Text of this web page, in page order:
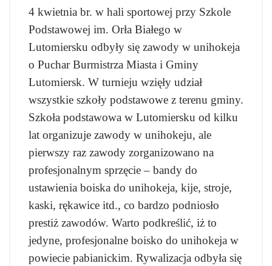
4 kwietnia br. w hali sportowej przy Szkole
Podstawowej im. Orła Białego w
Lutomiersku odbyły się zawody w unihokeja
o Puchar Burmistrza Miasta i Gminy
Lutomiersk. W turnieju wzięły udział
wszystkie szkoły podstawowe z terenu gminy.
Szkoła podstawowa w Lutomiersku od kilku
lat organizuje zawody w unihokeju, ale
pierwszy raz zawody zorganizowano na
profesjonalnym sprzęcie – bandy do
ustawienia boiska do unihokeja, kije, stroje,
kaski, rękawice itd., co bardzo podniosło
prestiż zawodów. Warto podkreślić, iż to
jedyne, profesjonalne boisko do unihokeja w
powiecie pabianickim. Rywalizacja odbyła się